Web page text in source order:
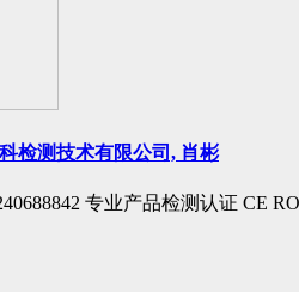
检测技术有限公司, 肖彬
专业产品检测认证 CE